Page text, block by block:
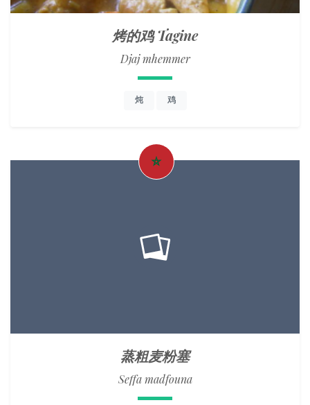
烤的鸡 Tagine
Djaj mhemmer
炖 鸡
蒸粗麦粉塞
Seffa madfouna